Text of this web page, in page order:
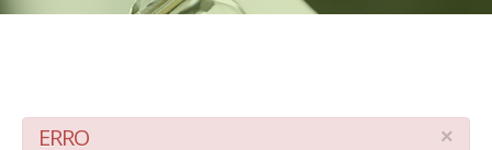
ACERCA
MARCAS DE REFERÊNCIA
×
ERRO